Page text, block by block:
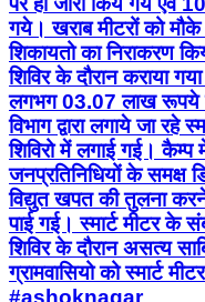
गये। खराब मीटरों को
शिकायतो का निराकरण
शिविर के दौरान कराया
लगभग 03.07 लाख रूपये
विभाग द्वारा लगाये जा रहे
शिविरो में लगाई गई। कैम्प
जनप्रतिनिधियों के समक्ष
विद्युत खपत की तुलना
पाई गई। स्मार्ट मीटर के
शिविर के दौरान असत्य
ग्रामवासियो को स्मार्ट
#ashoknagar